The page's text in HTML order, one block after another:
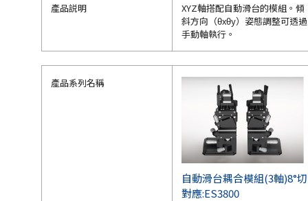
產品説明
XYZ軸搭配自動滑台的模組。傾
斜方向（θxθy）姿態調整可透過
手動軸執行。
產品系列名稱
自動滑台耦合模組(3軸)8°切
對應:ES3800